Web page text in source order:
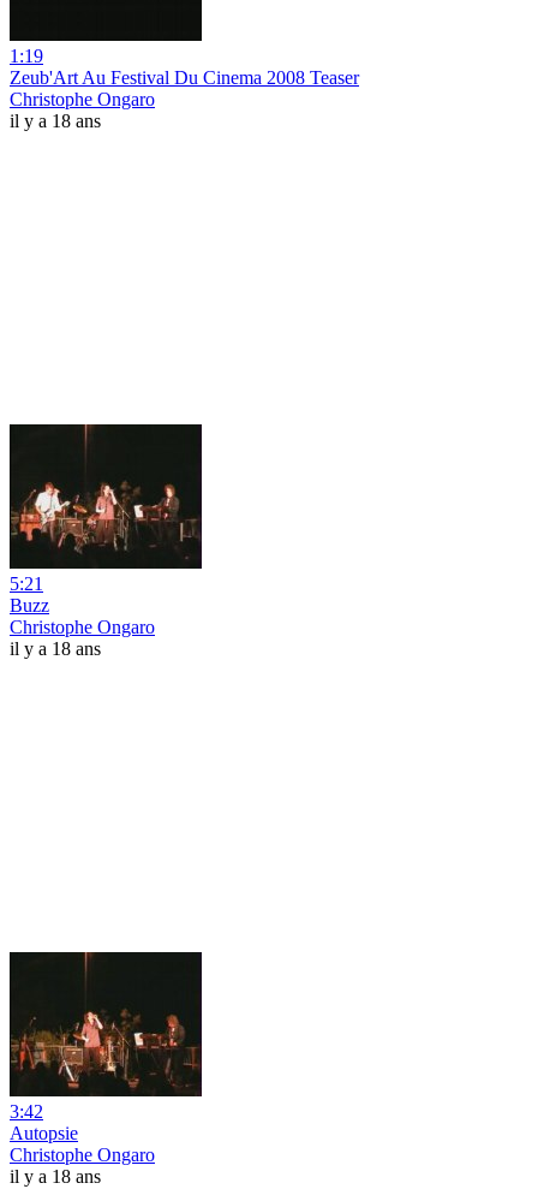
1:19
Zeub'Art Au Festival Du Cinema 2008 Teaser
Christophe Ongaro
il y a 18 ans
5:21
Buzz
Christophe Ongaro
il y a 18 ans
3:42
Autopsie
Christophe Ongaro
il y a 18 ans